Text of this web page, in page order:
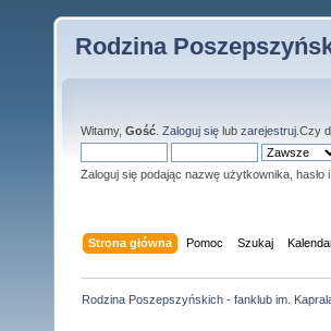
Rodzina
Witamy, Gość Zaloguj się lub zarejestruj .Czy
Zaloguj się podając nazwę użytkownika, hasło
Strona główna Pomoc Szukaj
Rodzina Poszepszyńskich - fanklub im.